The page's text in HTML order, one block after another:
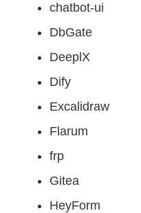
chatbot-ui
DbGate
DeeplX
Dify
Excalidraw
Flarum
frp
Gitea
HeyForm